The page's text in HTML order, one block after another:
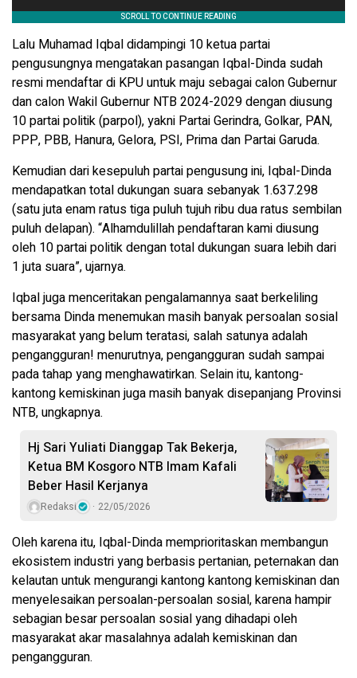
Lalu Muhamad Iqbal didampingi 10 ketua partai
pengusungnya mengatakan pasangan Iqbal-Dinda sudah
resmi mendaftar di KPU untuk maju sebagai calon Gubernur
dan calon Wakil Gubernur NTB 2024-2029 dengan diusung
10 partai politik (parpol), yakni Partai Gerindra, Golkar, PAN,
PPP, PBB, Hanura, Gelora, PSI, Prima dan Partai Garuda.
Kemudian dari kesepuluh partai pengusung ini, Iqbal-Dinda
mendapatkan total dukungan suara sebanyak 1.637.298
(satu juta enam ratus tiga puluh tujuh ribu dua ratus sembilan
puluh delapan). “Alhamdulillah pendaftaran kami diusung
oleh 10 partai politik dengan total dukungan suara lebih dari
1 juta suara”, ujarnya.
Iqbal juga menceritakan pengalamannya saat berkeliling
bersama Dinda menemukan masih banyak persoalan sosial
masyarakat yang belum teratasi, salah satunya adalah
pengangguran! menurutnya, pengangguran sudah sampai
pada tahap yang menghawatirkan. Selain itu, kantong-
kantong kemiskinan juga masih banyak disepanjang Provinsi
NTB, ungkapnya.
Hj Sari Yuliati Dianggap Tak Bekerja,
Ketua BM Kosgoro NTB Imam Kafali
Beber Hasil Kerjanya
Redaksi 22/05/2026
Oleh karena itu, Iqbal-Dinda memprioritaskan membangun
ekosistem industri yang berbasis pertanian, peternakan dan
kelautan untuk mengurangi kantong kantong kemiskinan dan
menyelesaikan persoalan-persoalan sosial, karena hampir
sebagian besar persoalan sosial yang dihadapi oleh
masyarakat akar masalahnya adalah kemiskinan dan
pengangguran.